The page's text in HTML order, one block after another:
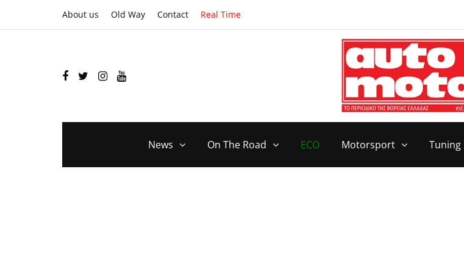
About us Old Way Contact Real Time
News On The Road ECO Motorsport Tuning